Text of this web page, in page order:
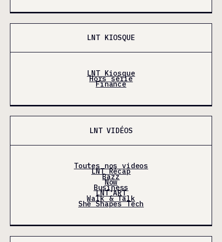
LNT KIOSQUE
LNT Kiosque
Hors série
Finance
LNT VIDÉOS
Toutes nos videos
LNT Récap
Bazz
Now
Business
LNT'ART
Walk & Talk
She Shapes Tech